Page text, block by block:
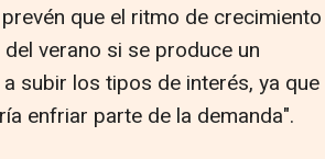
que el ritmo de crecimiento
verano si se produce un
subir los tipos de interés, ya que
enfriar parte de la demanda".